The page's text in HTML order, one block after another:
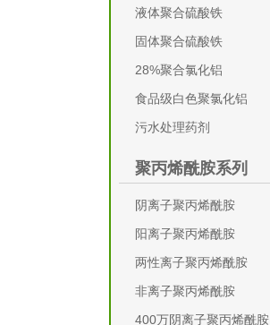
液体聚合硫酸铁
固体聚合硫酸铁
28%聚合氯化铝
食品级白色聚氯化铝
污水处理药剂
聚丙烯酰胺系列
阴离子聚丙烯酰胺
阳离子聚丙烯酰胺
两性离子聚丙烯酰胺
非离子聚丙烯酰胺
400万阴离子聚丙烯酰胺